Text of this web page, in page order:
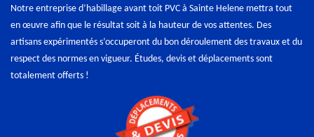
Notre entreprise d’habillage avant toit PVC à Sainte Helene mettra tout
en œuvre afin que le résultat soit à la hauteur de vos attentes. Des
artisans expérimentés s’occuperont du bon déroulement des travaux et du
respect des normes en vigueur. Études, devis et déplacements sont
totalement offerts !